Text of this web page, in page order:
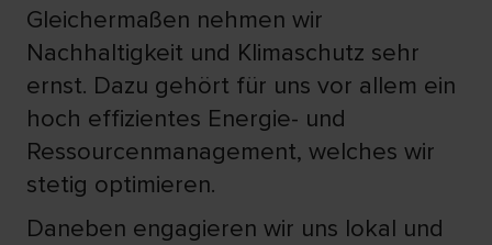
Gleichermaßen nehmen wir
Nachhaltigkeit und Klimaschutz sehr
ernst. Dazu gehört für uns vor allem ein
hoch effizientes Energie- und
Ressourcenmanagement, welches wir
stetig optimieren.
Daneben engagieren wir uns lokal und